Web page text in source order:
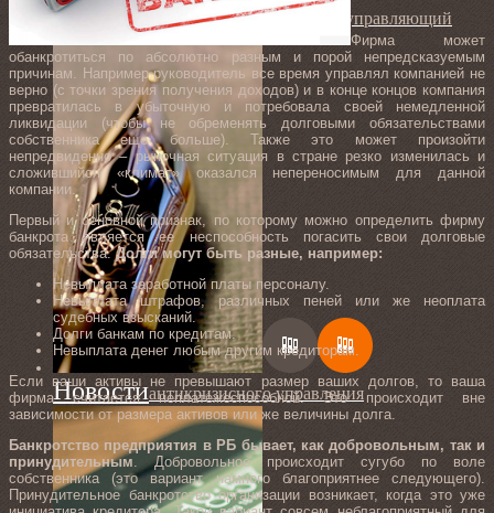
Антикризисный управляющий
Новостиантикризисного управления
Фирма может
обанкротиться по абсолютно разным и порой непредсказуемым
причинам. Например руководитель все время управлял компанией не
верно (с точки зрения получения доходов) и в конце концов компания
превратилась в убыточную и потребовала своей немедленной
ликвидации (чтобы не обременять долговыми обязательствами
собственника еще больше). Также это может произойти
непредвиденно – рыночная ситуация в стране резко изменилась и
сложившийся «климат» оказался непереносимым для данной
компании.
Первый и основной признак, по которому можно определить фирму
банкрота является ее неспособность погасить свои долговые
обязательства.Долги могут быть разные, например:
Невыплата заработной платы персоналу.
Невыплата штрафов, различных пеней или же неоплата
судебных взысканий.
Долги банкам по кредитам.
Невыплата денег любым другим кредиторам.
Если ваши активы не превышают размер ваших долгов, то ваша
фирма считается неплатежеспособной. Это происходит вне
зависимости от размера активов или же величины долга.
Банкротство предприятия в РБ бывает, как добровольным, так и
принудительным . Добровольное происходит сугубо по воле
собственника (это вариант намного благоприятнее следующего).
Принудительное банкротство организации возникает, когда это уже